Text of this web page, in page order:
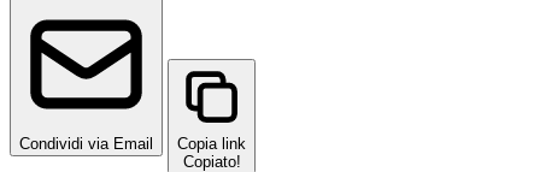
Condividi via Email
Copia link
Copiato!